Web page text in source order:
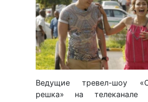
Ведущие тревел-шоу
решка» на телеканале